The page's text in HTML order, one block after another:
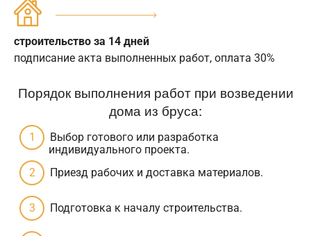
строительство за 14 дней
подписание акта выполненных работ, оплата 30%
Порядок выполнения работ при возведении
дома из бруса:
Выбор готового или разработка
индивидуального проекта.
Приезд рабочих и доставка материалов.
Подготовка к началу строительства.